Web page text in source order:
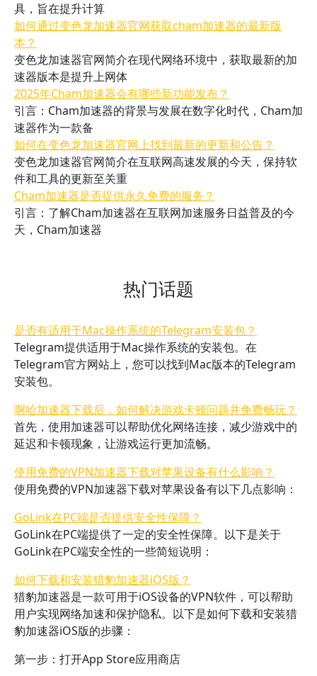
具，旨在提升计算
如何通过变色龙加速器官网获取cham加速器的最新版
本？
变色龙加速器官网简介在现代网络环境中，获取最新的加
速器版本是提升上网体
2025年Cham加速器会有哪些新功能发布？
引言：Cham加速器的背景与发展在数字化时代，Cham加
速器作为一款备
如何在变色龙加速器官网上找到最新的更新和公告？
变色龙加速器官网简介在互联网高速发展的今天，保持软
件和工具的更新至关重
Cham加速器是否提供永久免费的服务？
引言：了解Cham加速器在互联网加速服务日益普及的今
天，Cham加速器
热门话题
是否有适用于Mac操作系统的Telegram安装包？
Telegram提供适用于Mac操作系统的安装包。在
Telegram官方网站上，您可以找到Mac版本的Telegram
安装包。
啊哈加速器下载后，如何解决游戏卡顿问题并免费畅玩？
首先，使用加速器可以帮助优化网络连接，减少游戏中的
延迟和卡顿现象，让游戏运行更加流畅。
使用免费的VPN加速器下载对苹果设备有什么影响？
使用免费的VPN加速器下载对苹果设备有以下几点影响：
GoLink在PC端是否提供安全性保障？
GoLink在PC端提供了一定的安全性保障。以下是关于
GoLink在PC端安全性的一些简短说明：
如何下载和安装猎豹加速器iOS版？
猎豹加速器是一款可用于iOS设备的VPN软件，可以帮助
用户实现网络加速和保护隐私。以下是如何下载和安装猎
豹加速器iOS版的步骤：
第一步：打开App Store应用商店